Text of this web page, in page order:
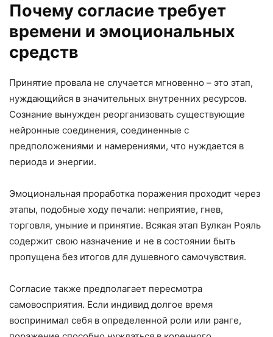
Почему согласие требует
времени и эмоциональных
средств
Принятие провала не случается мгновенно – это этап,
нуждающийся в значительных внутренних ресурсов.
Сознание вынужден реорганизовать существующие
нейронные соединения, соединенные с
предположениями и намерениями, что нуждается в
периода и энергии.
Эмоциональная проработка поражения проходит через
этапы, подобные ходу печали: неприятие, гнев,
торговля, уныние и принятие. Всякая этап Вулкан Рояль
содержит свою назначение и не в состоянии быть
пропущена без итогов для душевного самочувствия.
Согласие также предполагает пересмотра
самовосприятия. Если индивид долгое время
воспринимал себя в определенной роли или ранге,